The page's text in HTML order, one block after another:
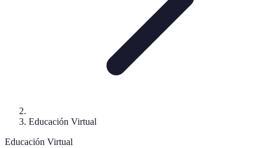
Educación Virtual
Educación Virtual